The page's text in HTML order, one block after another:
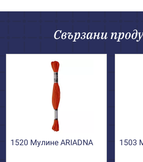
Свързани
1520 Мулине АRIADNA 1503